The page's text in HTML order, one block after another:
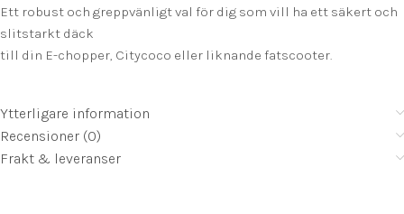
Ett robust och greppvänligt val för dig som vill ha ett säkert och
slitstarkt däck
till din E-chopper, Citycoco eller liknande fatscooter.
Ytterligare information
Recensioner (0)
Frakt & leveranser